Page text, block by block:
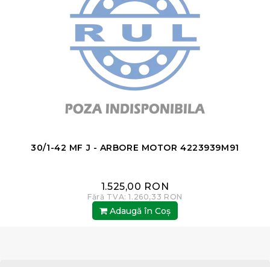
30/1-42 MF J - ARBORE MOTOR 4223939M91
1.525,00 RON
Fără TVA: 1.260,33 RON
Adaugă în Coş